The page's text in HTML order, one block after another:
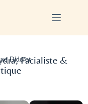
DiderotFacialiste &